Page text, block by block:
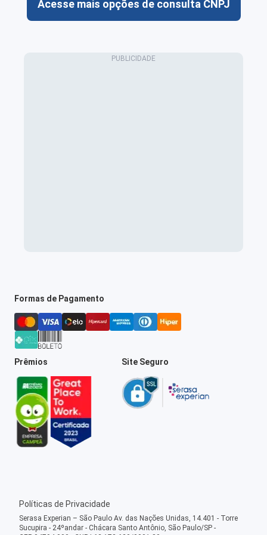
Acesse mais opções de consulta CNPJ
Formas de Pagamento
Prêmios Site Seguro
Políticas de Privacidade
Serasa Experian – São Paulo Av. das Nações Unidas, 14.401 - Torre
Sucupira - 24ºandar - Chácara Santo Antônio, São Paulo/SP -